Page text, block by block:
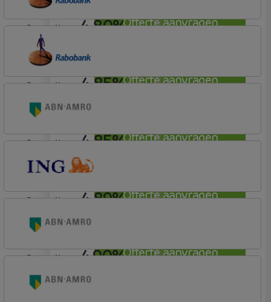
Offerte aanvragen
4,80%
Offerte aanvragen
aflosvrij
4,85%
Offerte aanvragen
Rabobank Spaarbank
Plusvoorwaarden (Incl. Korting)
aflosvrij
4,85%
Offerte aanvragen
Basisvoorwaarden
aflosvrij
4,89%
Offerte aanvragen
Woning
aflosvrij
4,90%
Basistarief
aflosvrij
Woning (Incl. Korting)